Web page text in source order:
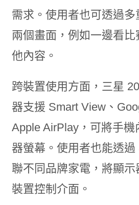
需求。使用者也可透過
兩個畫面，例如一邊看
他內容。
跨裝置使用方面，三星
器支援 Smart View、
Apple AirPlay，可將手機
器螢幕。使用者也能透過
聯不同品牌家電，將顯
裝置控制介面。